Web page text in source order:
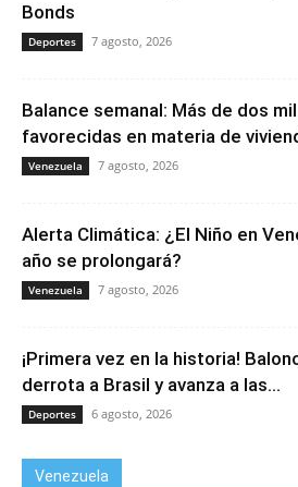
Bonds
Deportes 7 agosto, 2026
Balance semanal: Más de dos
favorecidas en materia de
Venezuela 7 agosto, 2026
Alerta Climática: ¿El Niño en
año se prolongará?
Venezuela 7 agosto, 2026
¡Primera vez en la historia!
derrota a Brasil y avanza a las...
Deportes 6 agosto, 2026
Venezuela